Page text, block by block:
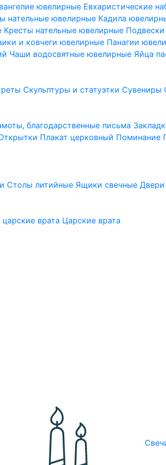
ювелирные Евхаристические
нательные ювелирные Кадила
Кресты нательные ювелирные
и ковчеги ювелирные Панагии
Чаши водосвятные ювелирные Яйца
Скульптуры и статуэтки Сувениры
благодарственные письма
Плакат церковный Поминание
Столы литийные Ящики свечные
врата Царские врата